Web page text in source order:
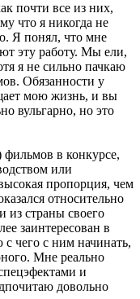
почти все из них,
что я никогда не
Я понял, что мне
эту работу. Мы ели,
я не сильно пачкаю
Обязанности у
мою жизнь, и вы
вульгарно, но это
в конкурсе,
или
пропорция, чем
относительно
из страны своего
заинтересован в
чего с ним начинать,
Мне реально
и
довольно